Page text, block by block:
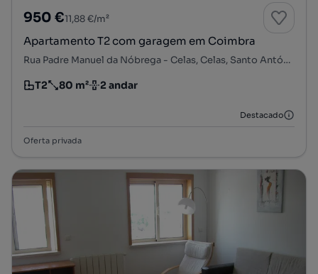
950 €11,88 €/m²
Apartamento T2 com garagem em Coimbra
Rua Padre Manuel da Nóbrega - Celas, Celas, Santo António dos Olivais, Coimbra, Coimbra
Tipologia
T2
Preço por metro quadrado
80 m²
Andar 2 andar
Destacado
Oferta privada